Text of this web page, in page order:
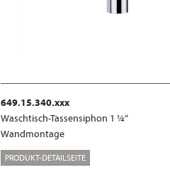
649.15.340.xxx
Waschtisch-Tassensiphon 1 ¼“
Wandmontage
PRODUKT-DETAILSEITE